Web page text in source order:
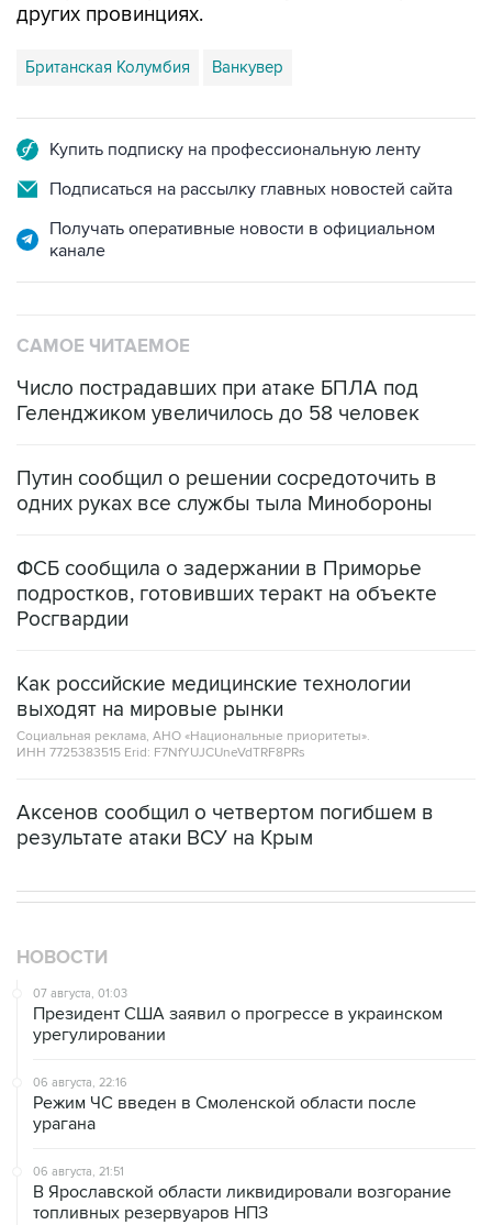
других провинциях.
Британская Колумбия Ванкувер
Купить подписку на профессиональную ленту
Подписаться на рассылку главных новостей сайта
Получать оперативные новости в официальном
канале
САМОЕ ЧИТАЕМОЕ
Число пострадавших при атаке БПЛА под
Геленджиком увеличилось до 58 человек
Путин сообщил о решении сосредоточить в
одних руках все службы тыла Минобороны
ФСБ сообщила о задержании в Приморье
подростков, готовивших теракт на объекте
Росгвардии
Как российские медицинские технологии
выходят на мировые рынки
Социальная реклама, АНО «Национальные приоритеты».
ИНН 7725383515 Erid: F7NfYUJCUneVdTRF8PRs
Аксенов сообщил о четвертом погибшем в
результате атаки ВСУ на Крым
НОВОСТИ
07 августа, 01:03
Президент США заявил о прогрессе в украинском
урегулировании
06 августа, 22:16
Режим ЧС введен в Смоленской области после
урагана
06 августа, 21:51
В Ярославской области ликвидировали возгорание
топливных резервуаров НПЗ